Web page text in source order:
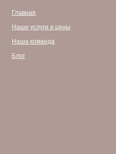
Главная
Наши услуги и цены
Наша команда
Блог